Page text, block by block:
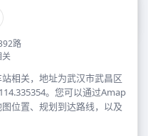
路
关
相关，地址为武汉市武昌区
。您可以通过Amap
位置、规划到达路线，以及